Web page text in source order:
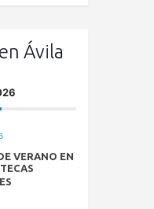
Ávila
VERANO EN